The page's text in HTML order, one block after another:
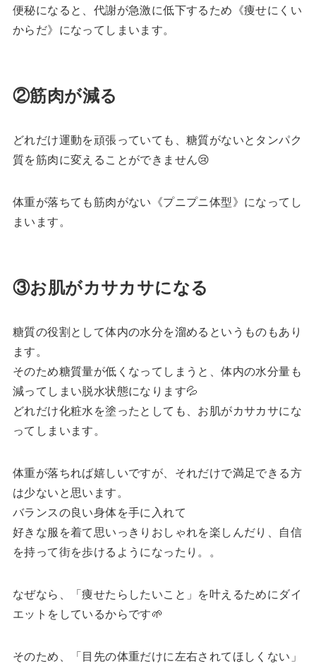
便秘になると、代謝が急激に低下するため《痩せにくい
からだ》になってしまいます。
②筋肉が減る
どれだけ運動を頑張っていても、糖質がないとタンパク
質を筋肉に変えることができません😢
体重が落ちても筋肉がない《プニプニ体型》になってし
まいます。
③お肌がカサカサになる
糖質の役割として体内の水分を溜めるというものもあり
ます。
そのため糖質量が低くなってしまうと、体内の水分量も
減ってしまい脱水状態になります💦
どれだけ化粧水を塗ったとしても、お肌がカサカサにな
ってしまいます。
体重が落ちれば嬉しいですが、それだけで満足できる方
は少ないと思います。
バランスの良い身体を手に入れて
好きな服を着て思いっきりおしゃれを楽しんだり、自信
を持って街を歩けるようになったり。。
なぜなら、「痩せたらしたいこと」を叶えるためにダイ
エットをしているからです🌱
そのため、「目先の体重だけに左右されてほしくない」